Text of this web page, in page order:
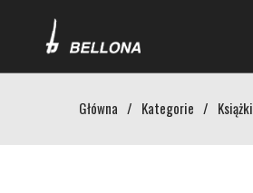
Główna / Kategorie / Książki